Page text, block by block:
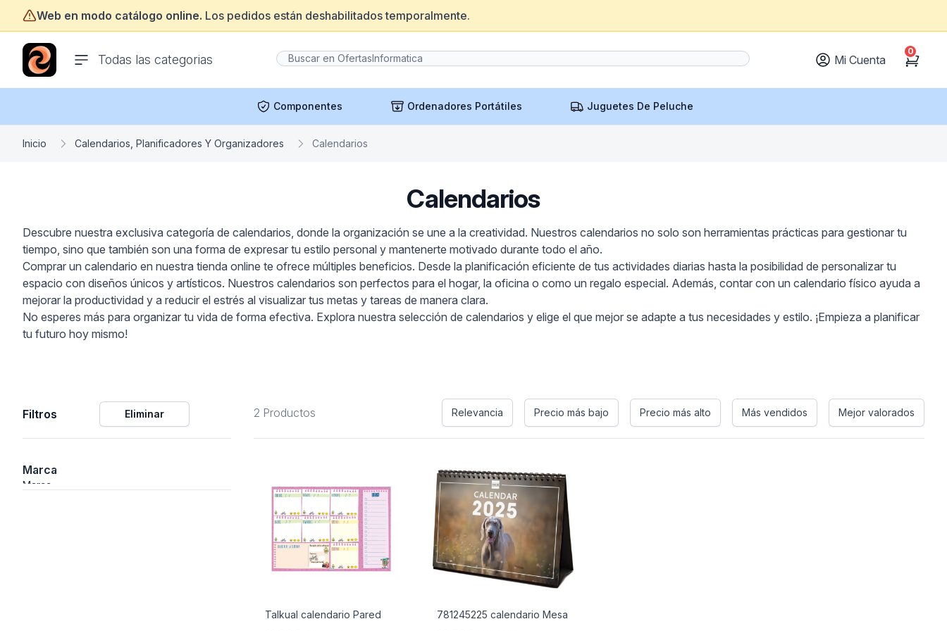
Web en modo catálogo online. Los pedidos están deshabilitados temporalmente.
Todas las categorias
ofertasinformatica.com
Mi Cuenta Cart
0
Componentes Ordenadores Portátiles Juguetes De Peluche
Inicio Calendarios, Planificadores Y Organizadores Calendarios
Calendarios
Descubre nuestra exclusiva categoría de calendarios, donde la organización se une a la creatividad. Nuestros calendarios no solo son herramientas prácticas para gestionar tu
tiempo, sino que también son una forma de expresar tu estilo personal y mantenerte motivado durante todo el año.
Comprar un calendario en nuestra tienda online te ofrece múltiples beneficios. Desde la planificación eficiente de tus actividades diarias hasta la posibilidad de personalizar tu
espacio con diseños únicos y artísticos. Nuestros calendarios son perfectos para el hogar, la oficina o como un regalo especial. Además, contar con un calendario físico ayuda a
mejorar la productividad y a reducir el estrés al visualizar tus metas y tareas de manera clara.
No esperes más para organizar tu vida de forma efectiva. Explora nuestra selección de calendarios y elige el que mejor se adapte a tus necesidades y estilo. ¡Empieza a planificar
tu futuro hoy mismo!
Filtros Eliminar
Marca
Marca
2 Productos Relevancia Precio más bajo Precio más alto Más vendidos Mejor valorados
Talkual calendario Pared 781245225 calendario Mesa